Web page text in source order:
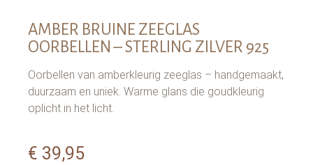
AMBER BRUINE ZEEGLAS
OORBELLEN – STERLING ZILVER 925
Oorbellen van amberkleurig zeeglas – handgemaakt,
duurzaam en uniek. Warme glans die goudkleurig
oplicht in het licht.
€ 39,95